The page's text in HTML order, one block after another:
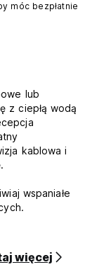
móc bezpłatnie
lub
z ciepłą wodą
kablowa i
wspaniałe
to Twoja
więcej